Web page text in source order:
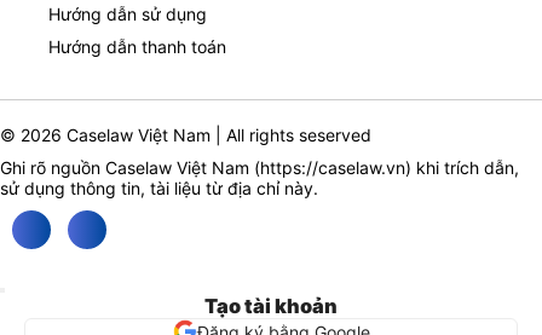
Hướng dẫn sử dụng
Hướng dẫn thanh toán
© 2026 Caselaw Việt Nam | All rights seserved
Ghi rõ nguồn Caselaw Việt Nam (https://caselaw.vn) khi trích dẫn,
sử dụng thông tin, tài liệu từ địa chỉ này.
Tạo tài khoản